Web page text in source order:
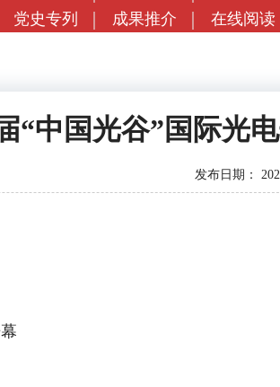
党史专列 成果推介 在线阅读
“中国光谷”国际光
发布日期：